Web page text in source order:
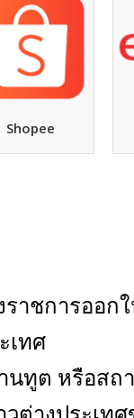
Shopee
าชการออก
เทศ
ทูต หรือสถ